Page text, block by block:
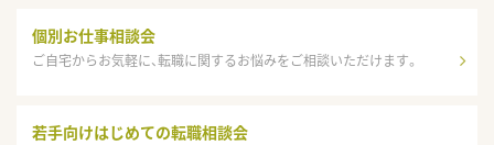
個別お仕事相談会
ご自宅からお気軽に、転職に関するお悩みをご相談いただけます。
若手向けはじめての転職相談会